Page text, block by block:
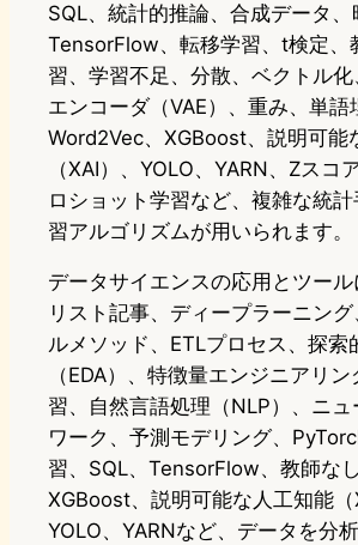
SQL、統計的推論、合成データ、
TensorFlow、転移学習、t検定、
習、学習不足、分散、ベクトル化
エンコーダ（VAE）、重み、単語
Word2Vec、XGBoost、説明可能
（XAI）、YOLO、YARN、Zスコ
ロショット学習など、複雑な統
習アルゴリズムが用いられます。
データサイエンスの応用とツール
リスト記事、ディープラーニン
ルメソッド、ETLプロセス、探索
（EDA）、特徴量エンジニアリ
習、自然言語処理（NLP）、ニュ
ワーク、予測モデリング、
習、SQL、TensorFlow、教師なし
XGBoost、説明可能な人工知能（
YOLO、YARNなど、データを分